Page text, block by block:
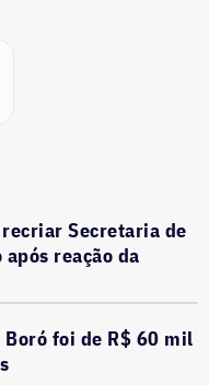
Secretaria de
reação da
foi de R$ 60 mil